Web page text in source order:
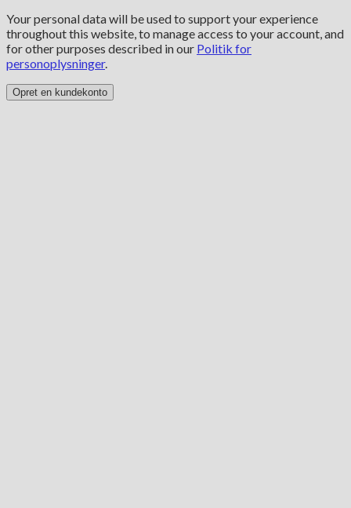
Your personal data will be used to support your experience
throughout this website, to manage access to your account, and
for other purposes described in our Politik for
personoplysninger.
Opret en kundekonto